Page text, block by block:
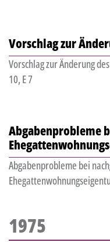
Vorschlag zur
Vorschlag zur Änderung
10, E 7
Abgabenprobleme
Abgabenprobleme bei
1975